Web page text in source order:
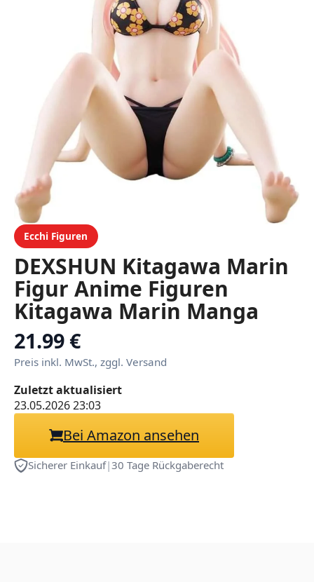
Ecchi Figuren
DEXSHUN Kitagawa Marin
Figur Anime Figuren
Kitagawa Marin Manga
Badeanzug Figur Modell
Statue PVC Skulptur
Sammlerstück Desktop
Ornamente Figurine 16cm
21.99 €
Preis inkl. MwSt., zggl. Versand
Zuletzt aktualisiert
23.05.2026 23:03
Bei Amazon ansehen
Sicherer Einkauf|30 Tage Rückgaberecht